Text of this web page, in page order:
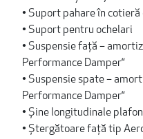
• Suport pahare în cotieră
• Suport pentru ochelari
• Suspensie față –
Performance Damper“
• Suspensie spate –
Performance Damper“
• Șine longitudinale plafon
• Ștergătoare față tip